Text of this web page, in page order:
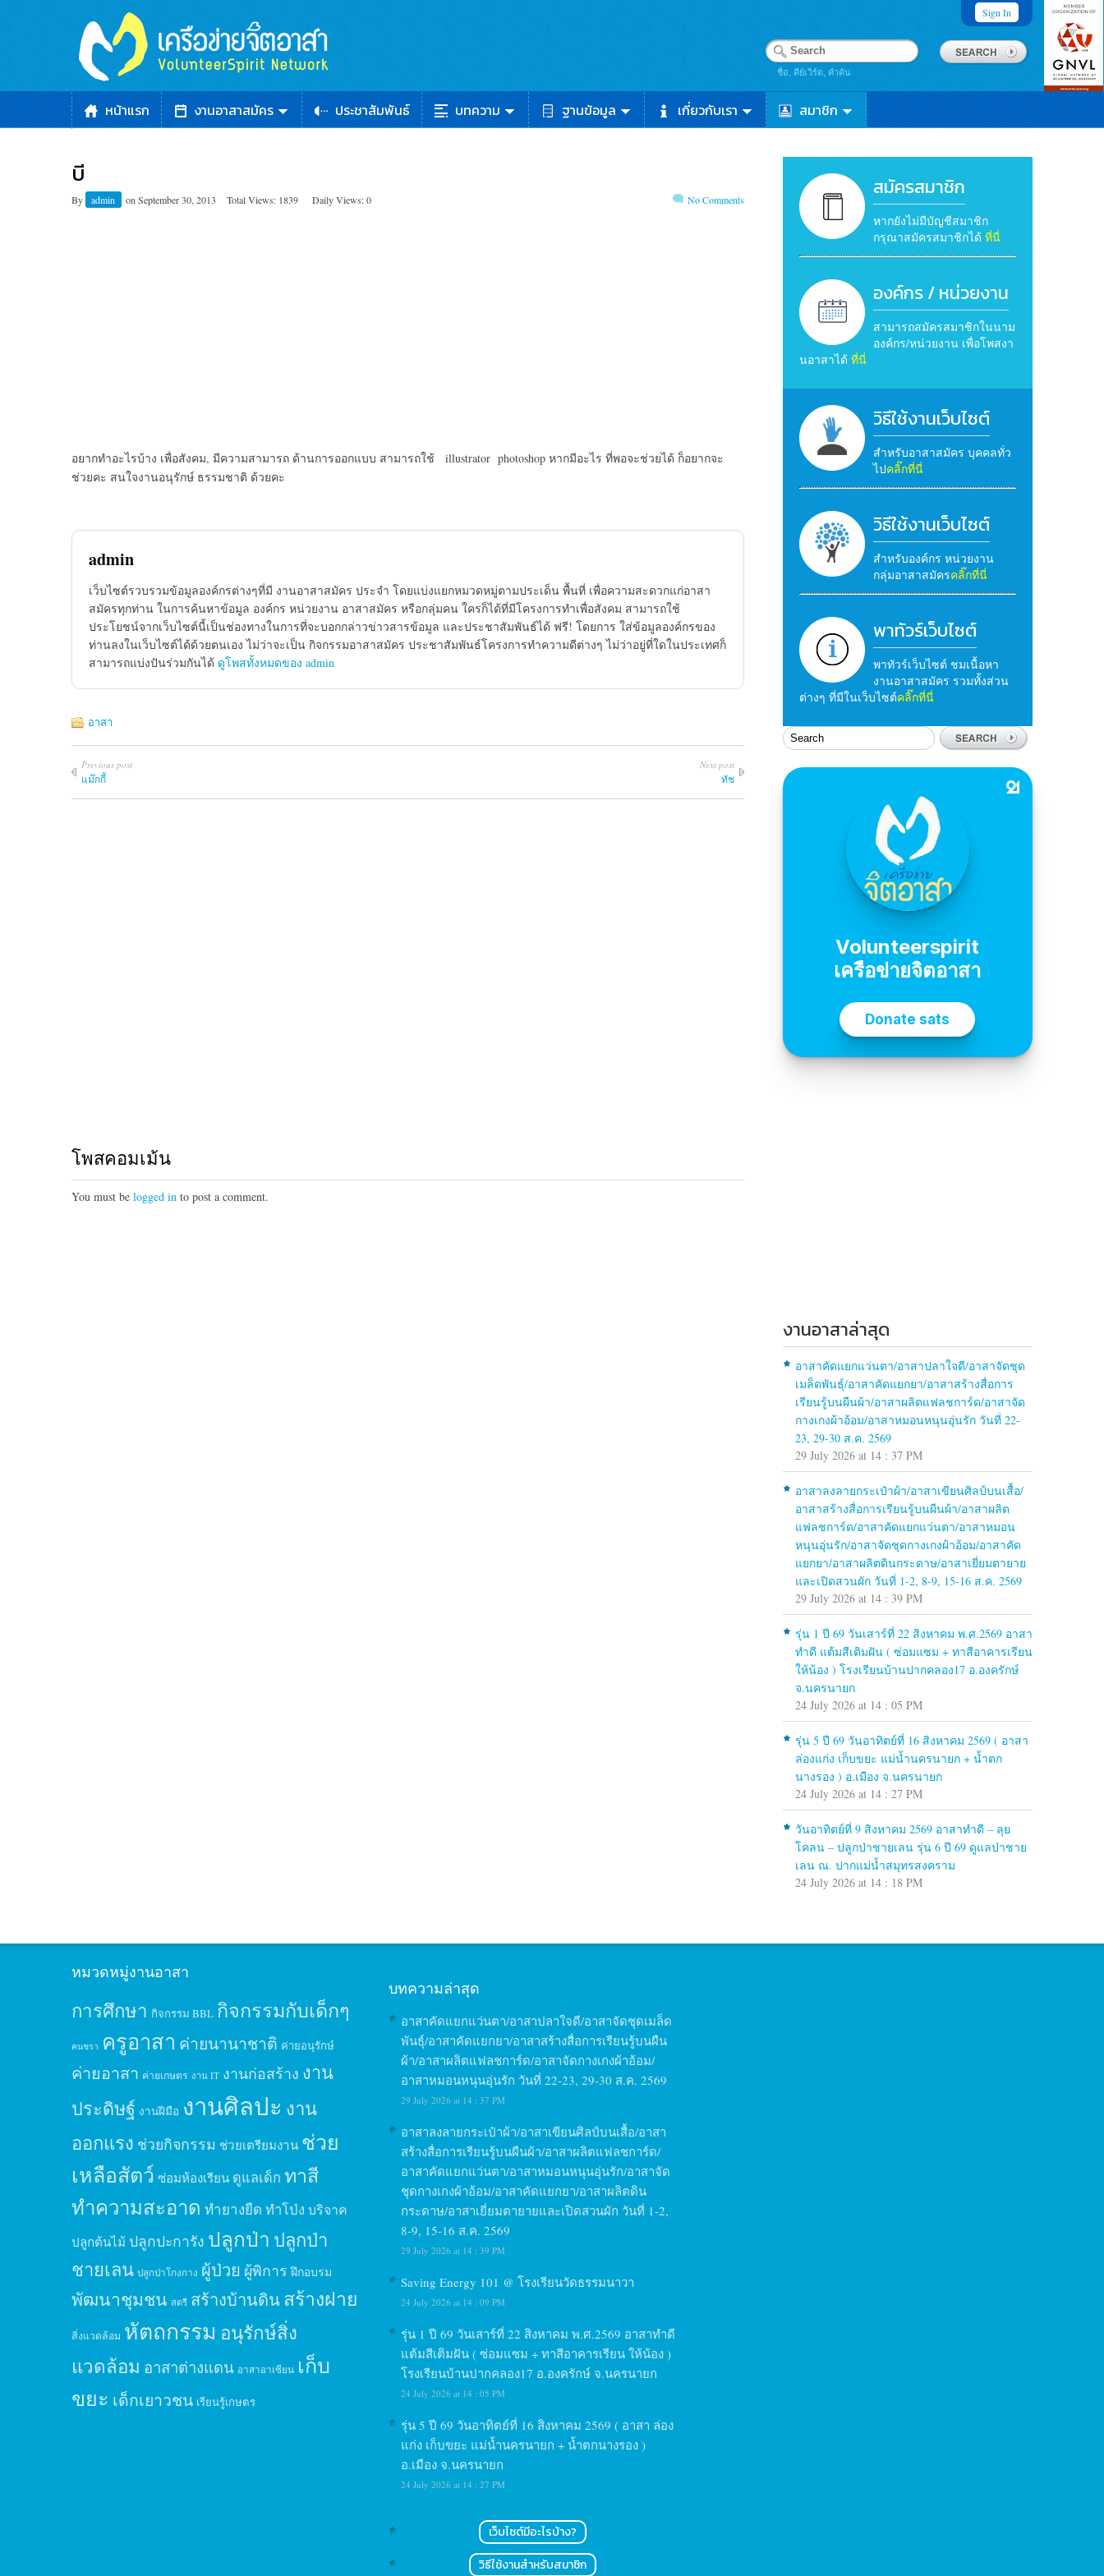
Sign In
ชื่อ, คีย์เวิร์ด, คำค้น
หน้าแรก งานอาสาสมัคร ประชาสัมพันธ์ บทความ ฐานข้อมูล เกี่ยวกับเรา สมาชิก
บี
By admin on September 30, 2013 Total Views: 1839 Daily Views: 0 No Comments
อยากทำอะไรบ้าง เพื่อสังคม, มีความสามารถ ด้านการออกแบบ สามารถใช้ illustrator photoshop หากมีอะไร ที่พอจะช่วยได้ ก็อยากจะ
ช่วยคะ สนใจงานอนุรักษ์ ธรรมชาติ ด้วยคะ
admin
เว็บไซต์รวบรวมข้อมูลองค์กรต่างๆที่มี งานอาสาสมัคร ประจำ โดยแบ่งแยกหมวดหมู่ตามประเด็น พื้นที่ เพื่อความสะดวกแก่อาสา
สมัครทุกท่าน ในการค้นหาข้อมูล องค์กร หน่วยงาน อาสาสมัคร หรือกลุ่มคน ใครก็ได้ที่มีโครงการทำเพื่อสังคม สามารถใช้
ประโยชน์จากเว็บไซต์นี้เป็นช่องทางในการที่จะบอกกล่าวข่าวสารข้อมูล และประชาสัมพันธ์ได้ ฟรี! โดยการ ใส่ข้อมูลองค์กรของ
ท่านลงในเว็บไซต์ได้ด้วยตนเอง ไม่ว่าจะเป็น กิจกรรมอาสาสมัคร ประชาสัมพันธ์โครงการทำความดีต่างๆ ไม่ว่าอยู่ที่ใดในประเทศก็
สามารถแบ่งปันร่วมกันได้ ดูโพสทั้งหมดของ admin
อาสา
Previous post
แม๊กกี้
Next post
ทัช
โพสคอมเม้น
You must be logged in to post a comment.
สมัครสมาชิก
หากยังไม่มีบัญชีสมาชิก
กรุณาสมัครสมาชิกได้ ที่นี่
องค์กร / หน่วยงาน
สามารถสมัครสมาชิกในนาม
องค์กร/หน่วยงาน เพื่อโพสงา
นอาสาได้ ที่นี่
วิธีใช้งานเว็บไซต์
สำหรับอาสาสมัคร บุคคลทั่ว
ไปคลิ๊กที่นี่
วิธีใช้งานเว็บไซต์
สำหรับองค์กร หน่วยงาน
กลุ่มอาสาสมัครคลิ๊กที่นี่
พาทัวร์เว็บไซต์
พาทัวร์เว็บไซต์ ชมเนื้อหา
งานอาสาสมัคร รวมทั้งส่วน
ต่างๆ ที่มีในเว็บไซต์คลิ๊กที่นี่
งานอาสาล่าสุด
อาสาคัดแยกแว่นตา/อาสาปลาใจดี/อาสาจัดชุด
เมล็ดพันธุ์/อาสาคัดแยกยา/อาสาสร้างสื่อการ
เรียนรู้บนผืนผ้า/อาสาผลิตแฟลชการ์ด/อาสาจัด
กางเกงผ้าอ้อม/อาสาหมอนหนุนอุ่นรัก วันที่ 22-
23, 29-30 ส.ค. 2569
29 July 2026 at 14 : 37 PM
อาสาลงลายกระเป๋าผ้า/อาสาเขียนศิลป์บนเสื้อ/
อาสาสร้างสื่อการเรียนรู้บนผืนผ้า/อาสาผลิต
แฟลชการ์ด/อาสาคัดแยกแว่นตา/อาสาหมอน
หนุนอุ่นรัก/อาสาจัดชุดกางเกงผ้าอ้อม/อาสาคัด
แยกยา/อาสาผลิตดินกระดาษ/อาสาเยี่ยมตายาย
และเปิดสวนผัก วันที่ 1-2, 8-9, 15-16 ส.ค. 2569
29 July 2026 at 14 : 39 PM
รุ่น 1 ปี 69 วันเสาร์ที่ 22 สิงหาคม พ.ศ.2569 อาสา
ทำดี แต้มสีเติมฝัน ( ซ่อมแซม + ทาสีอาคารเรียน
ให้น้อง ) โรงเรียนบ้านปากคลอง17 อ.องครักษ์
จ.นครนายก
24 July 2026 at 14 : 05 PM
รุ่น 5 ปี 69 วันอาทิตย์ที่ 16 สิงหาคม 2569 ( อาสา
ล่องแก่ง เก็บขยะ แม่น้ำนครนายก + น้ำตก
นางรอง ) อ.เมือง จ.นครนายก
24 July 2026 at 14 : 27 PM
วันอาทิตย์ที่ 9 สิงหาคม 2569 อาสาทำดี – ลุย
โคลน – ปลูกป่าชายเลน รุ่น 6 ปี 69 ดูแลป่าชาย
เลน ณ. ปากแม่น้ำสมุทรสงคราม
24 July 2026 at 14 : 18 PM
หมวดหมู่งานอาสา
การศึกษา กิจกรรม BBL กิจกรรมกับเด็กๆ
คนชรา ครูอาสา ค่ายนานาชาติ ค่ายอนุรักษ์
ค่ายอาสา ค่ายเกษตร งาน IT งานก่อสร้าง งาน
ประดิษฐ์ งานฝีมือ งานศิลปะ งาน
ออกแรง ช่วยกิจกรรม ช่วยเตรียมงาน ช่วย
เหลือสัตว์ ซ่อมห้องเรียน ดูแลเด็ก ทาสี
ทำความสะอาด ทำยางยืด ทำโป่ง บริจาค
ปลูกต้นไม้ ปลูกปะการัง ปลูกป่า ปลูกป่า
ชายเลน ปลูกป่าโกงกาง ผู้ป่วย ผู้พิการ ฝึกอบรม
พัฒนาชุมชน สตรี สร้างบ้านดินสร้างฝาย
สิ่งแวดล้อม หัตถกรรม อนุรักษ์สิ่ง
แวดล้อม อาสาต่างแดน อาสาอาเซียน เก็บ
ขยะ เด็กเยาวชน เรียนรู้เกษตร
บทความล่าสุด
อาสาคัดแยกแว่นตา/อาสาปลาใจดี/อาสาจัดชุดเมล็ด
พันธุ์/อาสาคัดแยกยา/อาสาสร้างสื่อการเรียนรู้บนผืน
ผ้า/อาสาผลิตแฟลชการ์ด/อาสาจัดกางเกงผ้าอ้อม/
อาสาหมอนหนุนอุ่นรัก วันที่ 22-23, 29-30 ส.ค. 2569
29 July 2026 at 14 : 37 PM
อาสาลงลายกระเป๋าผ้า/อาสาเขียนศิลป์บนเสื้อ/อาสา
สร้างสื่อการเรียนรู้บนผืนผ้า/อาสาผลิตแฟลชการ์ด/
อาสาคัดแยกแว่นตา/อาสาหมอนหนุนอุ่นรัก/อาสาจัด
ชุดกางเกงผ้าอ้อม/อาสาคัดแยกยา/อาสาผลิตดิน
กระดาษ/อาสาเยี่ยมตายายและเปิดสวนผัก วันที่ 1-2,
8-9, 15-16 ส.ค. 2569
29 July 2026 at 14 : 39 PM
Saving Energy 101 @ โรงเรียนวัดธรรมนาวา
24 July 2026 at 14 : 09 PM
รุ่น 1 ปี 69 วันเสาร์ที่ 22 สิงหาคม พ.ศ.2569 อาสาทำดี
แต้มสีเติมฝัน ( ซ่อมแซม + ทาสีอาคารเรียน ให้น้อง )
โรงเรียนบ้านปากคลอง17 อ.องครักษ์ จ.นครนายก
24 July 2026 at 14 : 05 PM
รุ่น 5 ปี 69 วันอาทิตย์ที่ 16 สิงหาคม 2569 ( อาสา ล่อง
แก่ง เก็บขยะ แม่น้ำนครนายก + น้ำตกนางรอง )
อ.เมือง จ.นครนายก
24 July 2026 at 14 : 27 PM
เว็บไซต์มีอะไรบ้าง?
วิธีใช้งานสำหรับสมาชิก